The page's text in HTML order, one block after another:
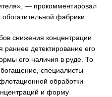
— прокомментировал
фабрики.
снижения концентрации
раннее детектирование его
его наличия в руде. То
специалисты
обработки
и форму